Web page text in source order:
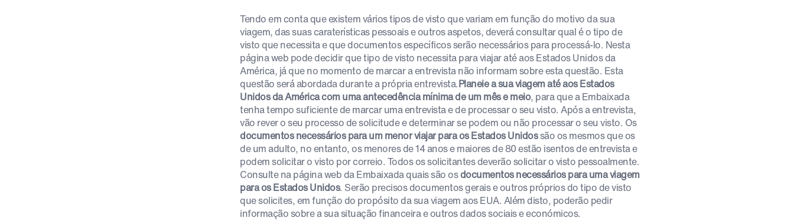
Tendo em conta que existem vários tipos de visto que variam em função do motivo da sua
viagem, das suas caraterísticas pessoais e outros aspetos, deverá consultar qual é o tipo de
visto que necessita e que documentos específicos serão necessários para processá-lo. Nesta
página web pode decidir que tipo de visto necessita para viajar até aos Estados Unidos da
América, já que no momento de marcar a entrevista não informam sobre esta questão. Esta
questão será abordada durante a própria entrevista.Planeie a sua viagem até aos Estados
Unidos da América com uma antecedência mínima de um mês e meio, para que a Embaixada
tenha tempo suficiente de marcar uma entrevista e de processar o seu visto. Após a entrevista,
vão rever o seu processo de solicitude e determinar se podem ou não processar o seu visto. Os
documentos necessários para um menor viajar para os Estados Unidossão os mesmos que os
de um adulto, no entanto, os menores de 14 anos e maiores de 80 estão isentos de entrevista e
podem solicitar o visto por correio. Todos os solicitantes deverão solicitar o visto pessoalmente.
Consulte na página web da Embaixada quais são osdocumentos necessários para uma viagem
para os Estados Unidos. Serão precisos documentos gerais e outros próprios do tipo de visto
que solicites, em função do propósito da sua viagem aos EUA. Além disto, poderão pedir
informação sobre a sua situação financeira e outros dados sociais e económicos.